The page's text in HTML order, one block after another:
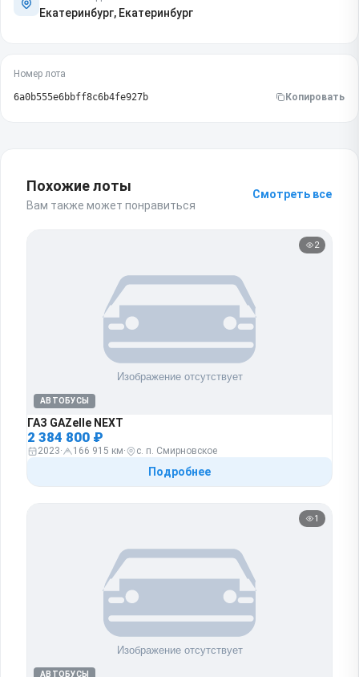
Екатеринбург, Екатеринбург
Номер лота
6a0b555e6bbff8c6b4fe927b Копировать
Похожие лоты
Вам также может понравиться
Смотреть все
2
АВТОБУСЫ
ГАЗ GAZelle NEXT
2 384 800 ₽
2023· 166 915 км· с. п. Смирновское
Подробнее
1
АВТОБУСЫ